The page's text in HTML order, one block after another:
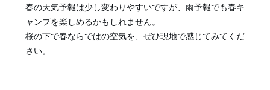
春の天気予報は少し変わりやすいですが、雨予報でも春キ
ャンプを楽しめるかもしれません。
桜の下で春ならではの空気を、ぜひ現地で感じてみてくだ
さい。